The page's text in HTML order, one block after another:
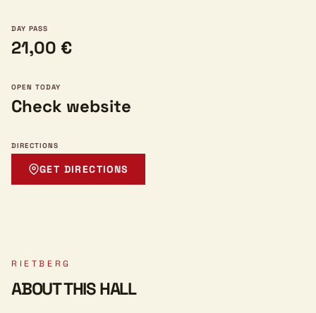
DAY PASS
21,00 €
OPEN TODAY
Check website
DIRECTIONS
GET DIRECTIONS
RIETBERG
ABOUT THIS HALL